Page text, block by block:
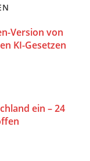
Version von
KI-Gesetzen
ein – 24